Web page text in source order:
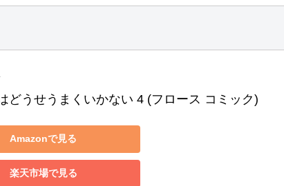
どうせうまくいかない 4 (フロース コミック)
Amazonで見る
楽天市場で見る